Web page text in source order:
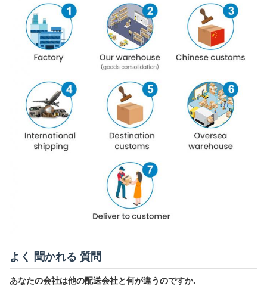
よく 聞かれる 質問
あなたの会社は他の配送会社と何が違うのですか.